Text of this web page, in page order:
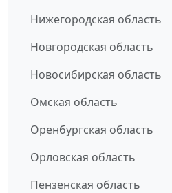
Нижегородская область
Новгородская область
Новосибирская область
Омская область
Оренбургская область
Орловская область
Пензенская область